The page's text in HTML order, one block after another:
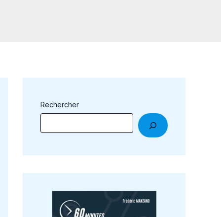
Rechercher